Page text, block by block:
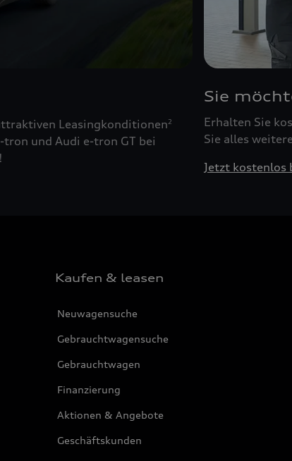
Leasingkonditionen2
und Audi e-tron GT bei
Sie
Erhalten Sie
Sie alles
Jetzt kostenlos
Kaufen & leasen
Neuwagensuche
Gebrauchtwagensuche
Gebrauchtwagen
Finanzierung
Aktionen & Angebote
Geschäftskunden